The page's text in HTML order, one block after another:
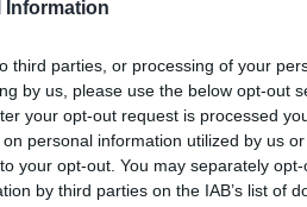
Information
third parties, or processing of your
by us, please use the below opt-out
your opt-out request is processed
personal information utilized by us
your opt-out. You may separately
by third parties on the IAB’s list of
zeneszcéna egyik
módon feszegette az
majd mosta
legtermészetesebb
mára – hazai
– a csillagok közé…
Tovább
1komment